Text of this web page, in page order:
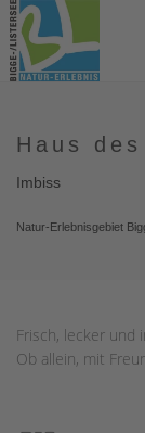
Haus
Imbiss
Natur-Erlebnisgebiet
Frisch, lecker und
Ob allein, mit